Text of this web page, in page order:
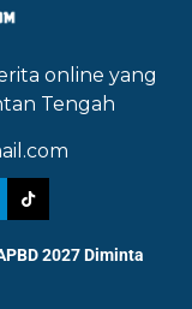
online yang
Tengah
2027 Diminta